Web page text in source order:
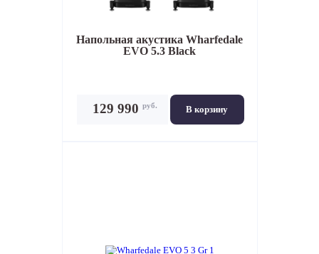
Напольная акустика Wharfedale
EVO 5.3 Black
В корзину
129 990 руб.